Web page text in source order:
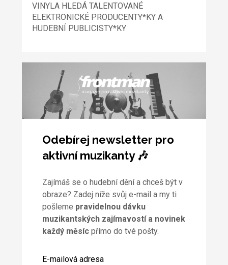
VINYLA HLEDÁ TALENTOVANÉ
ELEKTRONICKÉ PRODUCENTY*KY A
HUDEBNÍ PUBLICISTY*KY
Odebírej newsletter pro
aktivní muzikanty 🎶
Zajímáš se o hudební dění a chceš být v
obraze? Zadej níže svůj e-mail a my ti
pošleme pravidelnou dávku
muzikantských zajímavostí a novinek
každý měsícpřímo do tvé pošty.
E-mailová adresa